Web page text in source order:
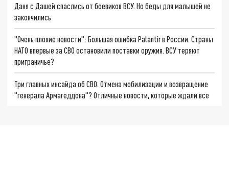
Даня с Дашей спаслись от боевиков ВСУ. Но беды для малышей не
закончились
"Очень плохие новости": Большая ошибка Palantir в России. Страны
НАТО впервые за СВО остановили поставки оружия. ВСУ теряют
приграничье?
Три главных инсайда об СВО. Отмена мобилизации и возвращение
"генерала Армагеддона"? Отличные новости, которые ждали все